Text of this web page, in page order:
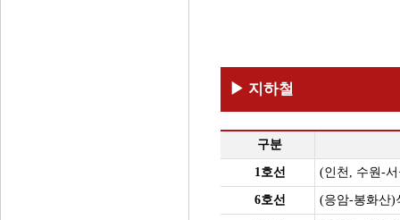
▶ 지하철
구분
1호선 (인천, 수원-
6호선 (응암-봉화산)